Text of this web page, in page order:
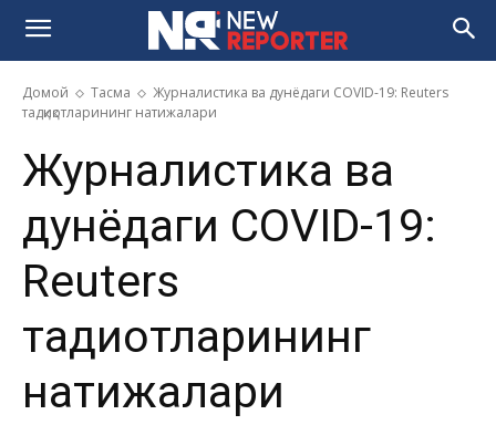
Домой Тасма
Журналистика ва дунёдаги COVID-19: Reuters
тадқиқотларининг натижалари
Журналистика ва
дунёдаги COVID-19:
Reuters
тадқиқотларининг
натижалари